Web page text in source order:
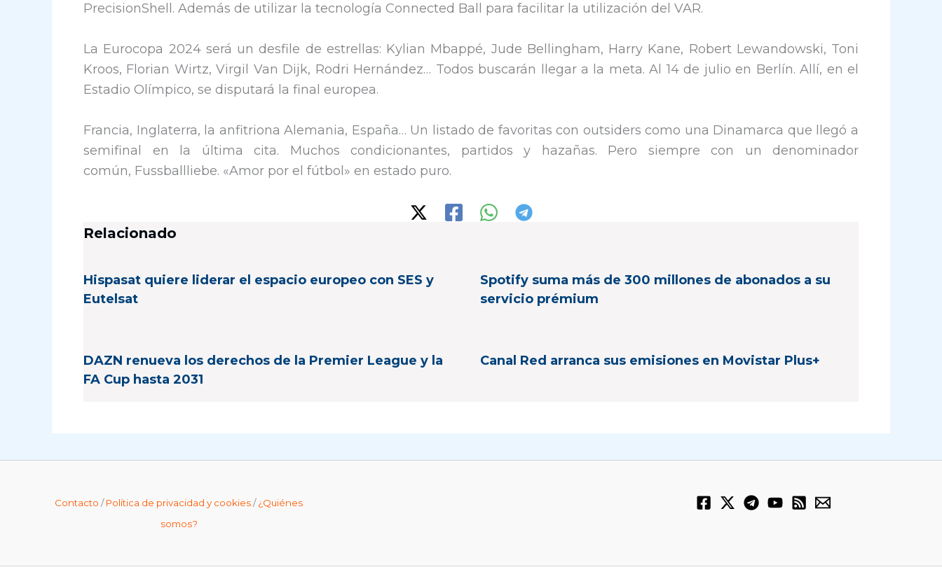
PrecisionShell. Además de utilizar la tecnología Connected Ball para facilitar la utilización del VAR.
La Eurocopa 2024 será un desfile de estrellas: Kylian Mbappé, Jude Bellingham, Harry Kane, Robert Lewandowski, Toni
Kroos, Florian Wirtz, Virgil Van Dijk, Rodri Hernández… Todos buscarán llegar a la meta. Al 14 de julio en Berlín. Allí, en el
Estadio Olímpico, se disputará la final europea.
Francia, Inglaterra, la anfitriona Alemania, España… Un listado de favoritas con outsiders como una Dinamarca que llegó a
semifinal en la última cita. Muchos condicionantes, partidos y hazañas. Pero siempre con un denominador
común, Fussballliebe. «Amor por el fútbol» en estado puro.
Relacionado
Hispasat quiere liderar el espacio europeo con SES y
Eutelsat
Spotify suma más de 300 millones de abonados a su
servicio prémium
DAZN renueva los derechos de la Premier League y la
FA Cup hasta 2031
Canal Red arranca sus emisiones en Movistar Plus+
Contacto /Política de privacidad y cookies/¿Quiénes
somos?